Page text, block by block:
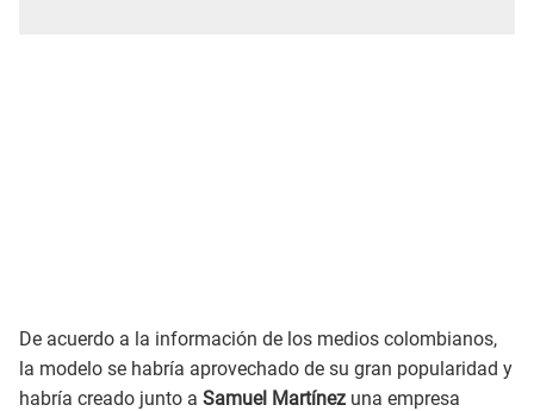
De acuerdo a la información de los medios colombianos,
la modelo se habría aprovechado de su gran popularidad y
habría creado junto a Samuel Martínez una empresa